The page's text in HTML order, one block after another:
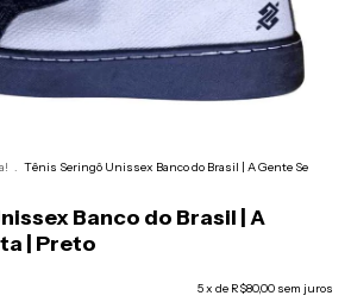
. Tênis Seringô Unissex Banco do Brasil | A Gente Se
Banco do Brasil | A
| Preto
5x de R$80,00 sem juros